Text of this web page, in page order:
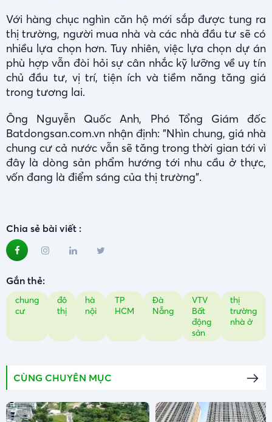
Với hàng chục nghìn căn hộ mới sắp được tung ra
thị trường, người mua nhà và các nhà đầu tư sẽ có
nhiều lựa chọn hơn. Tuy nhiên, việc lựa chọn dự án
phù hợp vẫn đòi hỏi sự cân nhắc kỹ lưỡng về uy tín
chủ đầu tư, vị trí, tiện ích và tiềm năng tăng giá
trong tương lai.
Ông Nguyễn Quốc Anh, Phó Tổng Giám đốc
Batdongsan.com.vn nhận định: "Nhìn chung, giá nhà
chung cư cả nước vẫn sẽ tăng trong thời gian tới vì
đây là dòng sản phẩm hướng tới nhu cầu ở thực,
vốn đang là điểm sáng của thị trường".
Chia sẻ bài viết :
Gắn thẻ:
chung
cư
đô
thị
hà
nội
TP
HCM
Đà
Nẵng
VTV
Bất
động
sản
thị
trường
nhà ở
CÙNG CHUYÊN MỤC